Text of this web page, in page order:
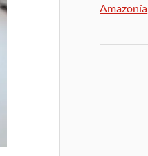
Amazonía